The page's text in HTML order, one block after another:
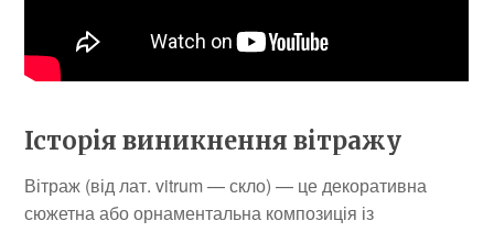
Історія виникнення вітражу
Вітраж (від лат. vitrum — скло) — це декоративна
сюжетна або орнаментальна композиція із